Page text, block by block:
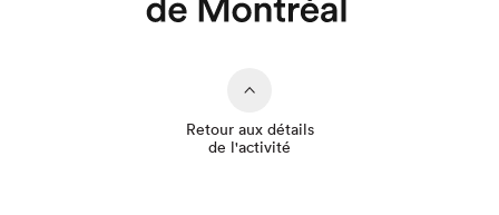
Retour aux détails
de l'activité